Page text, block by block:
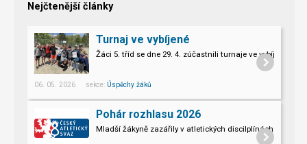
Nejčtenější články
Turnaj ve vybíjené
Žáci 5. tříd se dne 29. 4. zúčastnili turnaje ve vybíjené.
06. 05. 2026 sekce: Úspěchy žáků
Pohár rozhlasu 2026
Mladší žákyně zazářily v atletických discilplínách.